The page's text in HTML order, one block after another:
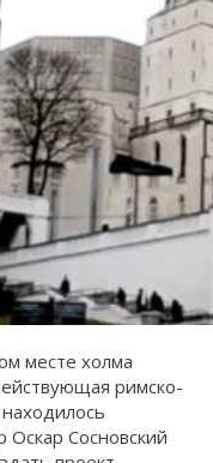
месте холма
римско-
Оскар Сосновский